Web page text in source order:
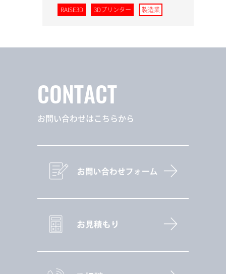
RAISE3D 3Dプリンター 製造業
CONTACT
お問い合わせはこちらから